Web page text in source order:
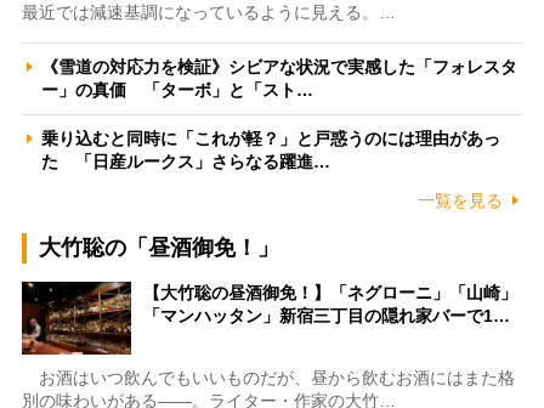
最近では減速基調になっているように見える。…
《雪道の対応力を検証》シビアな状況で実感した「フォレスタ
ー」の真価 「ターボ」と「スト…
乗り込むと同時に「これが軽？」と戸惑うのには理由があっ
た 「日産ルークス」さらなる躍進…
一覧を見る
大竹聡の「昼酒御免！」
【大竹聡の昼酒御免！】「ネグローニ」「山崎」
「マンハッタン」新宿三丁目の隠れ家バーで1…
お酒はいつ飲んでもいいものだが、昼から飲むお酒にはまた格
別の味わいがある――。ライター・作家の大竹…